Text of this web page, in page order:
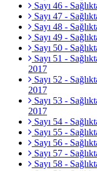
Sayı 46 -
Sayı 47 -
Sayı 48 -
Sayı 49 -
Sayı 50 -
Sayı 51 -
2017
Sayı 52 -
2017
Sayı 53 -
2017
Sayı 54 -
Sayı 55 -
Sayı 56 -
Sayı 57 -
Sayı 58 -